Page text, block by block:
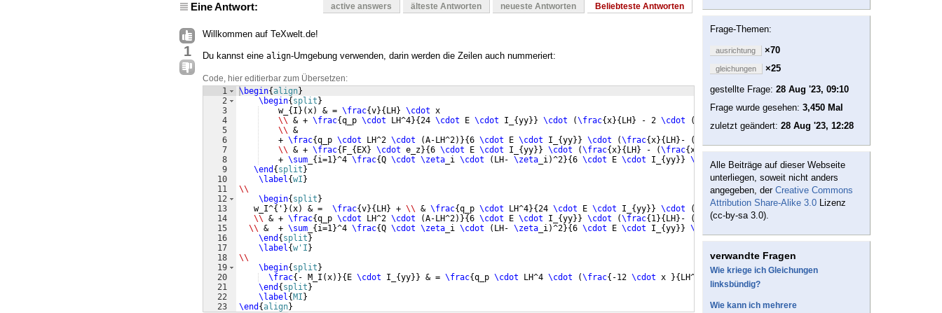
Eine Antwort: active answers älteste Antworten neueste Antworten Beliebteste Antworten
1
Willkommen auf TeXwelt.de!
Du kannst eine align-Umgebung verwenden, darin werden die Zeilen auch nummeriert:
Code, hier editierbar zum Übersetzen:
1
2
3
4
5
6
7
8
9
10
11
12
13
14
15
16
17
18
19
20
21
22
23
\begin{align}
\begin{ split }
    w_
{ I } (x) & = \frac{v}{ LH } \cdot x
\\ & + \frac{q_p \cdot LH^4}{24 \cdot E \cdot I_ {yy}} \cdot (\frac{x}{ LH } - 2 \cdot ( { x { }) ^3 + (\frac {x} {LH })^4
\\ &
    +
\frac{q_p \cdot LH^2 \cdot (A-LH^2)}{6 \cdot E \cdot I_ {yy}} \cdot (\frac{x}{ LH } - (
\\ & + \frac{ F_ { EX} \cdot e_z}{6 \cdot E \cdot I_ {yy}} \cdot (\frac{x}{ LH } - (\frac{x {LH})^3) \\ &
    +
\sum { i=1}^4 \frac{Q \cdot \zeta _i \cdot ( LH- \zeta _i)^2}{6 \cdot E \cdot I_ {yy}} \cdot 1+ \frac } {( LH - \zeta_i
\end { split }
\label{wI }
\\
\begin{ split }
   w_I^
{ ' } (x) & = \frac{v}{ LH } + \\ & \frac{q_p \cdot LH^4}{24 \cdot E \cdot I_ {yy}} \cdot ( \frac{ 1}{LH } - 6 \cdot (\frac {x^2
\\ & + \frac{q_p \cdot LH^2 \cdot (A-LH^2)}{6 \cdot E \cdot I_ {yy}} \cdot (\frac{ 1}{ LH } - ( \frac{3\cdot x^2
\\ &  + \sum { i=1}^4 \frac{Q \cdot \zeta _i \cdot ( LH- \zeta _i)^2}{6 \cdot E \cdot I_ {yy}} \cdot
\end { split }
\label{w'I }
\\
\begin{ split }
\frac{ - M_I (x)}{ E \cdot I_ {yy}} & = \frac{q_p \cdot LH^4 \cdot (\frac{ -12 \cdot x }{ LH^3 \frac{ x^2
\end { split }
\label{ MI }
\end {align}
Frage-Themen:
ausrichtung ×70
gleichungen
×25
gestellte Frage: 28 Aug '23, 09:10
Frage wurde gesehen: 3,450 Mal
zuletzt geändert: 28 Aug '23, 12:28
Alle Beiträge auf dieser Webseite
unterliegen, soweit nicht anders
angegeben, der Creative Commons
Attribution Share-Alike 3.0 Lizenz
(cc-by-sa 3.0).
verwandte Fragen
Wie kriege ich Gleichungen
linksbündig?
Wie kann ich mehrere